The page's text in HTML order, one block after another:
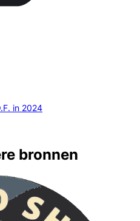
in 2024
bronnen